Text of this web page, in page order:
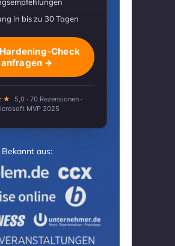
in bis zu 30 Tagen
Check
anfragen →
5,0 · 70 Rezensionen ·
MVP 2025
Bekannt aus: